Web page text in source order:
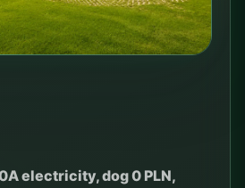
electricity, dog 0 PLN,